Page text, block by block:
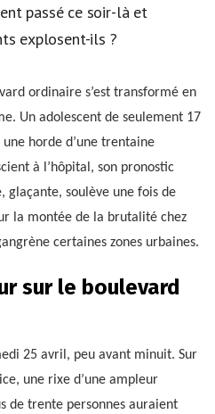
passé ce soir-là et
explosent-ils ?
ordinaire s’est transformé en
Un adolescent de seulement 17
horde d’une trentaine
à l’hôpital, son pronostic
glaçante, soulève une fois de
la montée de la brutalité chez
certaines zones urbaines.
sur le boulevard
25 avril, peu avant minuit. Sur
une rixe d’une ampleur
de trente personnes auraient